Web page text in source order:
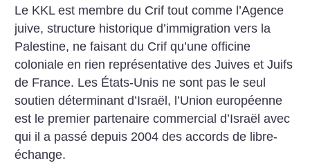
Le KKL est membre du Crif tout comme l’Agence
juive, structure historique d’immigration vers la
Palestine, ne faisant du Crif qu’une officine
coloniale en rien représentative des Juives et Juifs
de France. Les États-Unis ne sont pas le seul
soutien déterminant d’Israël, l’Union européenne
est le premier partenaire commercial d’Israël avec
qui il a passé depuis 2004 des accords de libre-
échange.